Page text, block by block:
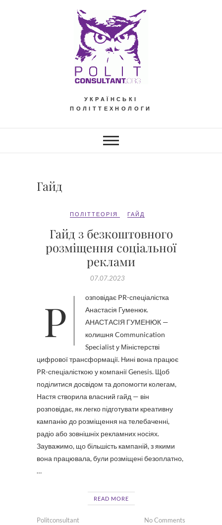
УКРАЇНСЬКІ
ПОЛІТТЕХНОЛОГИ
Гайд
ПОЛІТТЕОРІЯ ГАЙД
Гайд з безкоштовного
розміщення соціальної
реклами
07.07.2023
Розповідає PR-спеціалістка
Анастасія Гуменюк.
АНАСТАСІЯ ГУМЕНЮК —
колишня Communication
Specialist у Міністерстві
цифрової трансформації. Нині вона працює
PR-спеціалісткою у компанії Genesis. Щоб
поділитися досвідом та допомогти колегам,
Настя створила власний гайд — він
розповідає, як легко підготувати креативну
кампанію до розміщення на телебаченні,
радіо або зовнішніх рекламних носіях.
Зауважимо, що більшість кампаній, з якими
вона працювала, були розміщені безоплатно,
…
READ MORE
Politconsultant No Comments